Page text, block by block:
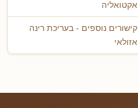
אקטואליה
קישורים נוספים - בעריכת רינה
אזולאי